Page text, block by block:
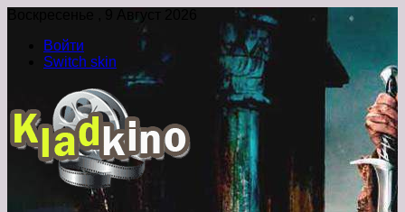
Воскресенье , 9 Август 2026
Войти
Switch skin